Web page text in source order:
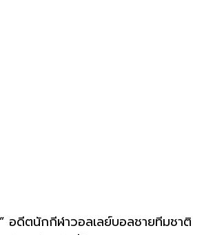
” อดีตนักกีฬาวอลเลย์บอลชายทีมชาติ